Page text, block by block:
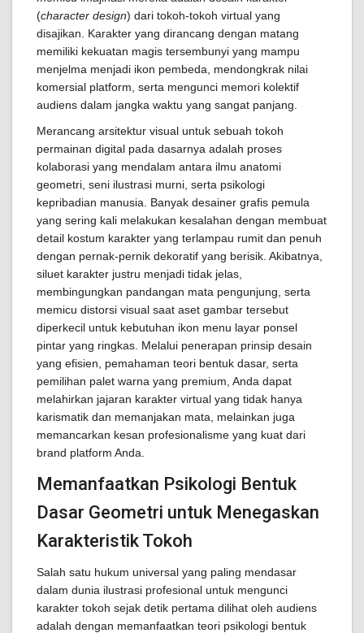
(character design) dari tokoh-tokoh virtual yang
disajikan. Karakter yang dirancang dengan matang
memiliki kekuatan magis tersembunyi yang mampu
menjelma menjadi ikon pembeda, mendongkrak nilai
komersial platform, serta mengunci memori kolektif
audiens dalam jangka waktu yang sangat panjang.
Merancang arsitektur visual untuk sebuah tokoh
permainan digital pada dasarnya adalah proses
kolaborasi yang mendalam antara ilmu anatomi
geometri, seni ilustrasi murni, serta psikologi
kepribadian manusia. Banyak desainer grafis pemula
yang sering kali melakukan kesalahan dengan membuat
detail kostum karakter yang terlampau rumit dan penuh
dengan pernak-pernik dekoratif yang berisik. Akibatnya,
siluet karakter justru menjadi tidak jelas,
membingungkan pandangan mata pengunjung, serta
memicu distorsi visual saat aset gambar tersebut
diperkecil untuk kebutuhan ikon menu layar ponsel
pintar yang ringkas. Melalui penerapan prinsip desain
yang efisien, pemahaman teori bentuk dasar, serta
pemilihan palet warna yang premium, Anda dapat
melahirkan jajaran karakter virtual yang tidak hanya
karismatik dan memanjakan mata, melainkan juga
memancarkan kesan profesionalisme yang kuat dari
brand platform Anda.
Memanfaatkan Psikologi Bentuk
Dasar Geometri untuk Menegaskan
Karakteristik Tokoh
Salah satu hukum universal yang paling mendasar
dalam dunia ilustrasi profesional untuk mengunci
karakter tokoh sejak detik pertama dilihat oleh audiens
adalah dengan memanfaatkan teori psikologi bentuk